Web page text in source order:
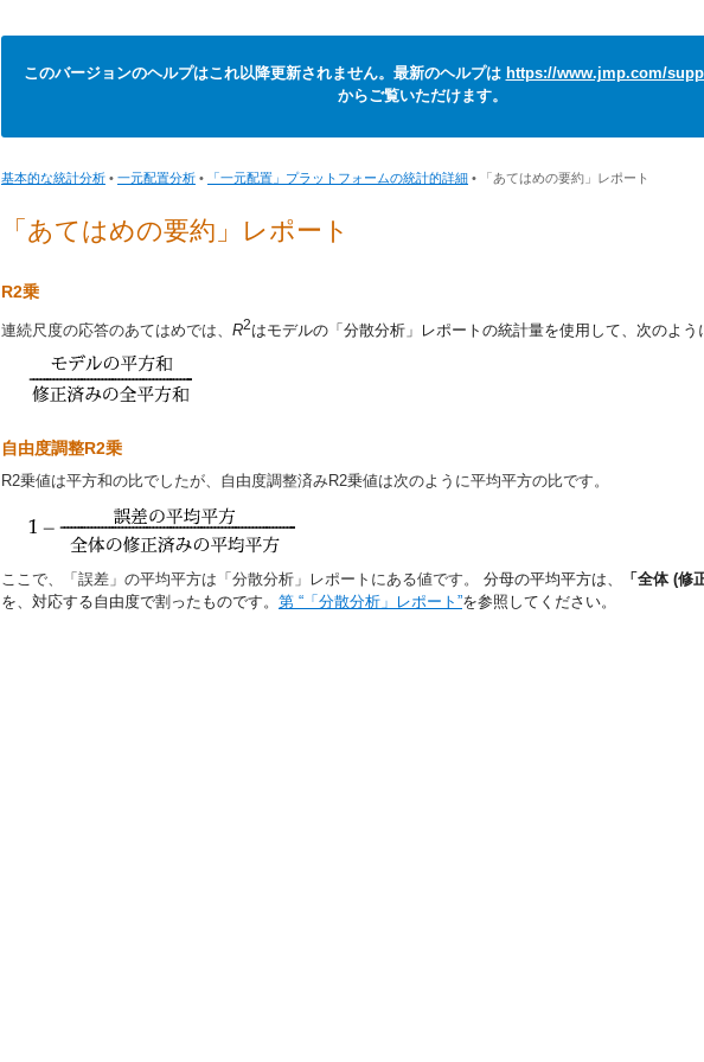
このバージョンのヘルプはこれ以降更新されません。最新のヘルプは https://www.jmp.com/
からご覧いただけます。
基本的な統計分析 • 一元配置分析 • 「一元配置」プラットフォームの統計的詳細 • 「あてはめの要約」レポート
「あてはめの要約」レポート
R2乗
連続尺度の応答のあてはめでは、 R2はモデルの「分散分析」レポートの統計量を使用して、次のよう
自由度調整R2乗
R2乗値は平方和の比でしたが、自由度調整済みR2乗値は次のように平均平方の比です。
ここで、「誤差」の平均平方は「分散分析」レポートにある値です。 分母の平均平方は、 「全体 (修
を、対応する自由度で割ったものです。 第 “「分散分析」レポート”を参照してください。